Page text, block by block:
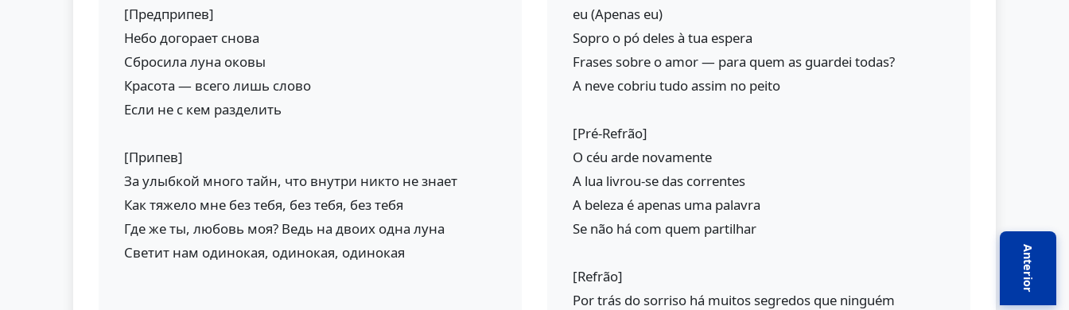
Anterior
[Предприпев]
Небо догорает снова
Сбросила луна оковы
Красота — всего лишь слово
Если не с кем разделить
[Припев]
За улыбкой много тайн, что внутри никто не знает
Как тяжело мне без тебя, без тебя, без тебя
Где же ты, любовь моя? Ведь на двоих одна луна
Светит нам одинокая, одинокая, одинокая
eu (Apenas eu)
Sopro o pó deles à tua espera
Frases sobre o amor — para quem as guardei todas?
A neve cobriu tudo assim no peito
[Pré-Refrão]
O céu arde novamente
A lua livrou-se das correntes
A beleza é apenas uma palavra
Se não há com quem partilhar
[Refrão]
Por trás do sorriso há muitos segredos que ninguém